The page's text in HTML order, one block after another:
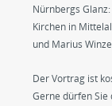
Nürnbergs
Kirchen in
und Marius
Der Vortrag ist
Gerne dürfen Sie